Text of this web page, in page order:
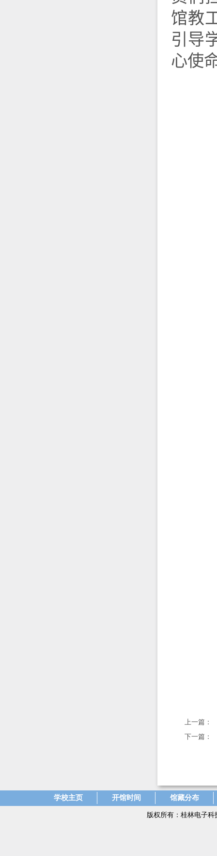
馆教
引导
心使
上一篇：
下一篇：
学校主页 开馆时间 馆藏分布
版权所有：桂林电子科